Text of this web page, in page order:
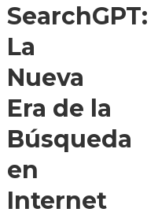
SearchGPT:
La
Nueva
Era de la
Búsqueda
en
Internet